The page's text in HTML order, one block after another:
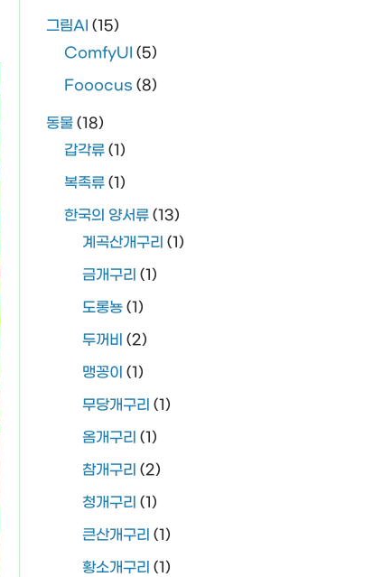
그림AI (15)
ComfyUI (5)
Fooocus (8)
동물(18)
갑각류(1)
복족류(1)
한국의 양서류(13)
계곡산개구리 (1)
금개구리 (1)
도롱뇽(1)
두꺼비 (2)
맹꽁이 (1)
무당개구리 (1)
옴개구리 (1)
참개구리 (2)
청개구리 (1)
큰산개구리 (1)
황소개구리 (1)